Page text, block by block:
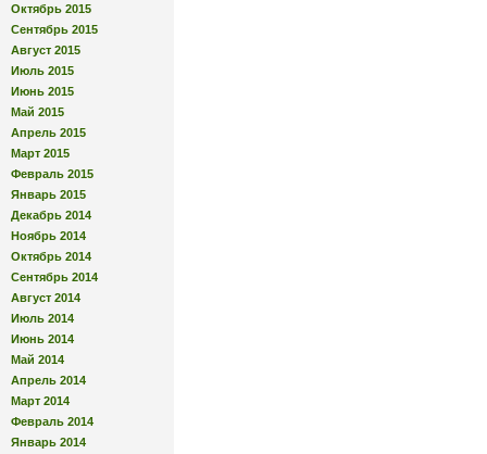
Октябрь 2015
Сентябрь 2015
Август 2015
Июль 2015
Июнь 2015
Май 2015
Апрель 2015
Март 2015
Февраль 2015
Январь 2015
Декабрь 2014
Ноябрь 2014
Октябрь 2014
Сентябрь 2014
Август 2014
Июль 2014
Июнь 2014
Май 2014
Апрель 2014
Март 2014
Февраль 2014
Январь 2014